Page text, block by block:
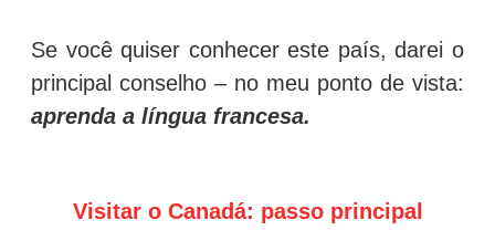
Se você quiser conhecer este país, darei o
principal conselho – no meu ponto de vista:
aprenda a língua francesa.
Visitar o Canadá: passo principal